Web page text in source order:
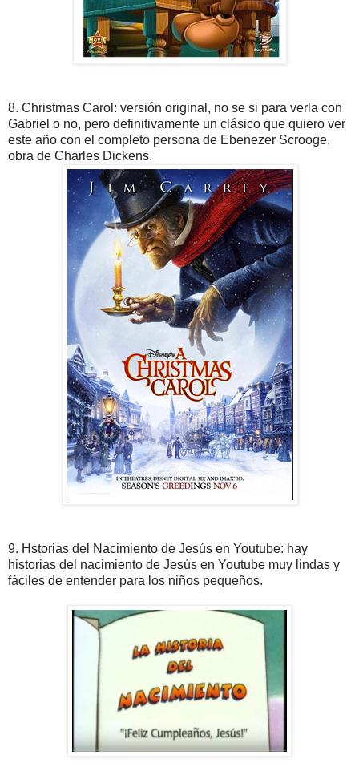
8. Christmas Carol: versión original, no se si para verla con
Gabriel o no, pero definitivamente un clásico que quiero ver
este año con el completo persona de Ebenezer Scrooge,
obra de Charles Dickens.
9. Hstorias del Nacimiento de Jesús en Youtube: hay
historias del nacimiento de Jesús en Youtube muy lindas y
fáciles de entender para los niños pequeños.